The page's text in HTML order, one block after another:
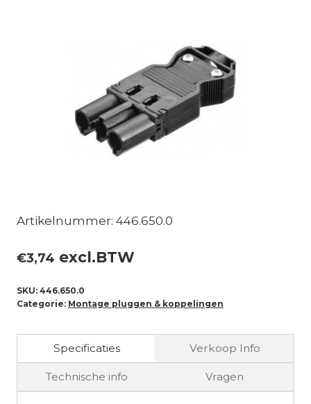
Artikelnummer: 446.650.0
€3,74 excl.BTW
SKU: 446.650.0
Categorie: Montage pluggen & koppelingen
Specificaties Verkoop Info
Technische info Vragen